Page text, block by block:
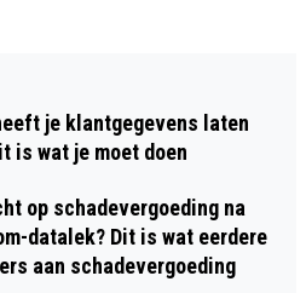
je klantgegevens laten
is wat je moet doen
op schadevergoeding na
datalek? Dit is wat eerdere
aan schadevergoeding